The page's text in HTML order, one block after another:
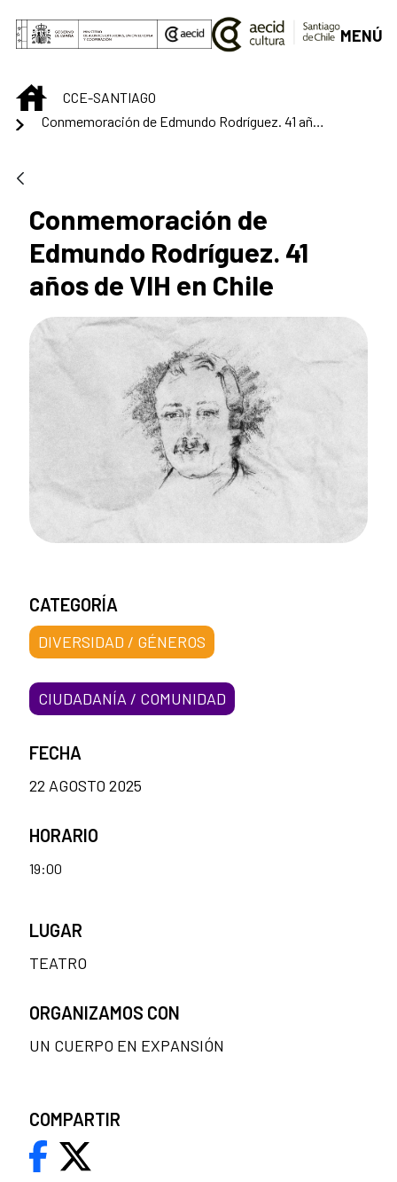
Saltar al contenido principal
MENÚ
INICIOCCE-SANTIAGO
Conmemoración de
Edmundo Rodríguez. 41
años de VIH en Chile
CATEGORÍA
DIVERSIDAD / GÉNEROS
CIUDADANÍA / COMUNIDAD
FECHA
22 AGOSTO 2025
HORARIO
19:00
LUGAR
TEATRO
ORGANIZAMOS CON
UN CUERPO EN EXPANSIÓN
COMPARTIR